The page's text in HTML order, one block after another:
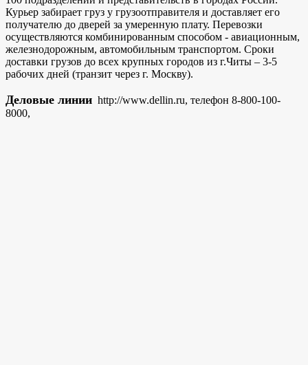
Курьер забирает груз у грузоотправителя и доставляет его
получателю до дверей за умеренную плату. Перевозки
осуществляются комбинированным способом - авиационным,
железнодорожным, автомобильным транспортом. Сроки
доставки грузов до всех крупных городов из г.Читы – 3-5
рабочих дней (транзит через г. Москву).
Деловые линии http://www.dellin.ru, телефон 8-800-100-
8000,